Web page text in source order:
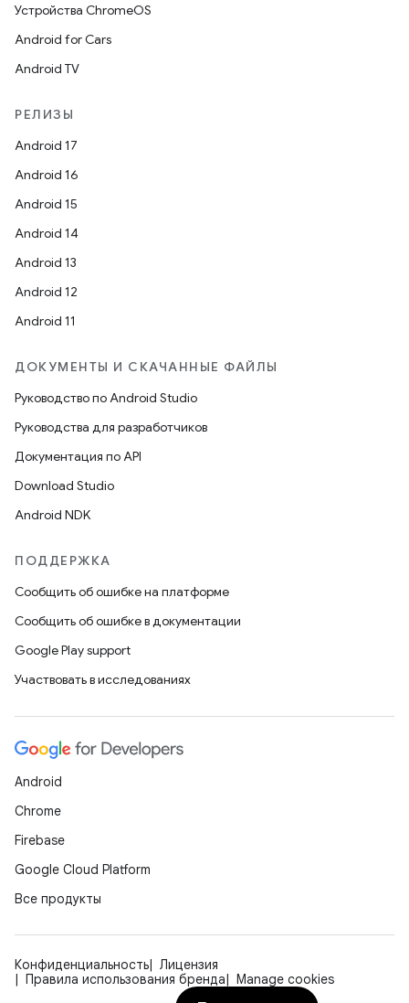
Устройства ChromeOS
Android for Cars
Android TV
РЕЛИЗЫ
Android 17
Android 16
Android 15
Android 14
Android 13
Android 12
Android 11
ДОКУМЕНТЫ И СКАЧАННЫЕ ФАЙЛЫ
Руководство по Android Studio
Руководства для разработчиков
Документация по API
Download Studio
Android NDK
ПОДДЕРЖКА
Сообщить об ошибке на платформе
Сообщить об ошибке в документации
Google Play support
Участвовать в исследованиях
Android
Chrome
Firebase
Google Cloud Platform
Все продукты
Конфиденциальность
Лицензия
Правила использования бренда
Manage cookies